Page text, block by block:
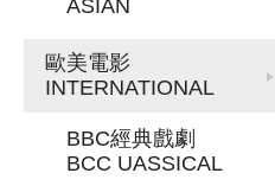
ASIAN
歐美電影
INTERNATIONAL
BBC經典戲劇
BCC UASSICAL